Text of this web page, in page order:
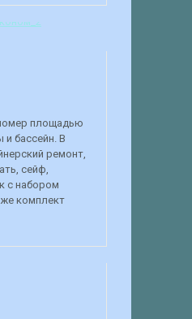
площадью
и бассейн. В
ремонт,
сейф,
с набором
комплект